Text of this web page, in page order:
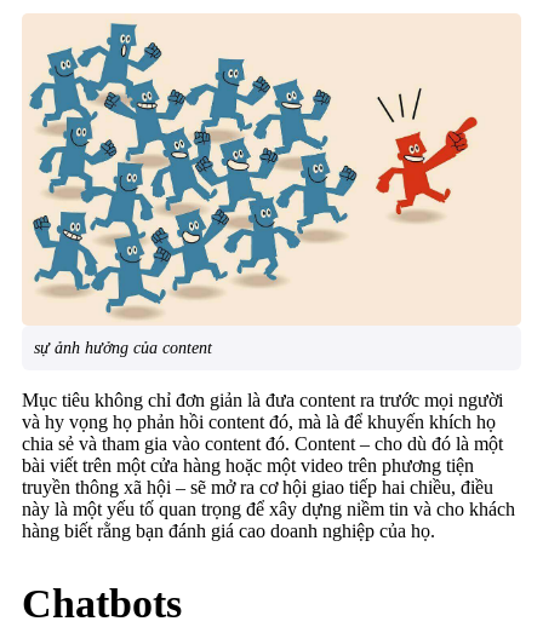
sự ảnh hưởng của content
Mục tiêu không chỉ đơn giản là đưa content ra trước mọi người
và hy vọng họ phản hồi content đó, mà là để khuyến khích họ
chia sẻ và tham gia vào content đó. Content – cho dù đó là một
bài viết trên một cửa hàng hoặc một video trên phương tiện
truyền thông xã hội – sẽ mở ra cơ hội giao tiếp hai chiều, điều
này là một yếu tố quan trọng để xây dựng niềm tin và cho khách
hàng biết rằng bạn đánh giá cao doanh nghiệp của họ.
Chatbots